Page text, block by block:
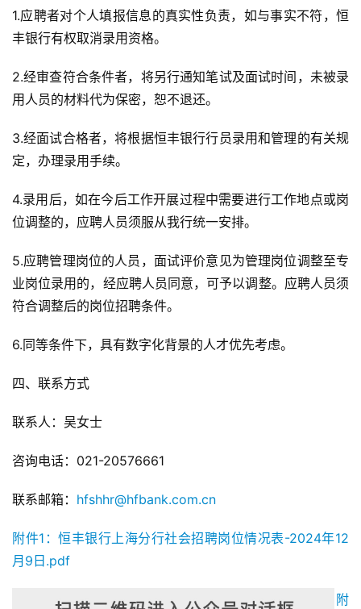
1.应聘者对个人填报信息的真实性负责，如与事实不符，恒
丰银行有权取消录用资格。
2.经审查符合条件者，将另行通知笔试及面试时间，未被录
用人员的材料代为保密，恕不退还。
3.经面试合格者，将根据恒丰银行行员录用和管理的有关规
定，办理录用手续。
4.录用后，如在今后工作开展过程中需要进行工作地点或岗
位调整的，应聘人员须服从我行统一安排。
5.应聘管理岗位的人员，面试评价意见为管理岗位调整至专
业岗位录用的，经应聘人员同意，可予以调整。应聘人员须
符合调整后的岗位招聘条件。
6.同等条件下，具有数字化背景的人才优先考虑。
四、联系方式
联系人：吴女士
咨询电话：021-20576661
联系邮箱： hfshhr@hfbank.com.cn
附件1：恒丰银行上海分行社会招聘岗位情况表-2024年12
月9日.pdf
附